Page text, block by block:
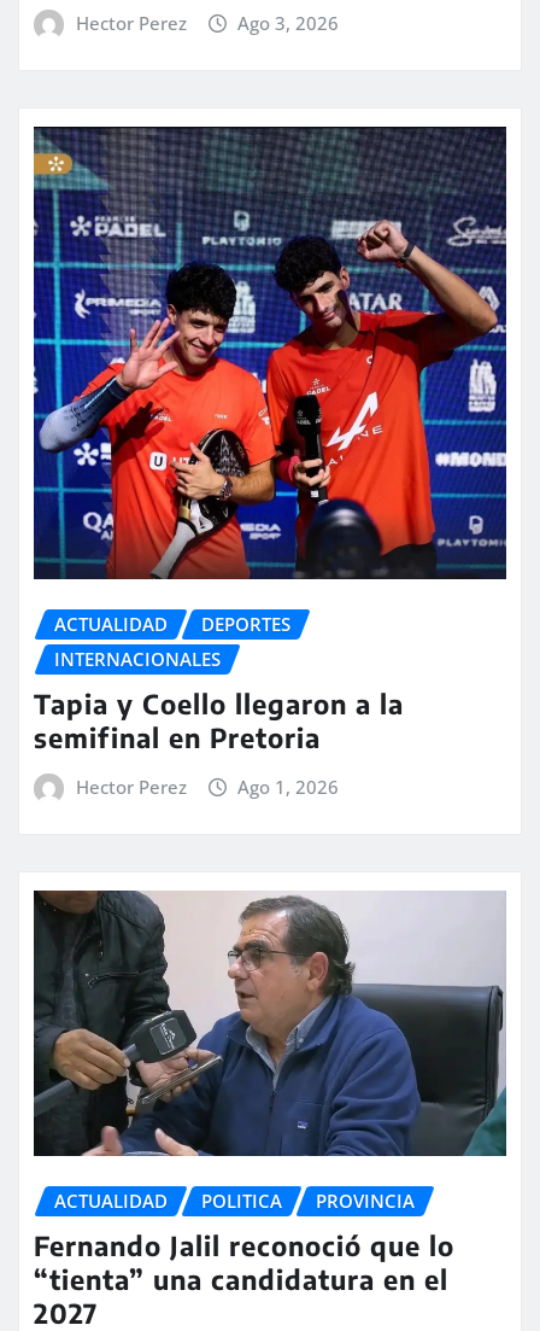
Hector Perez Ago 3, 2026
ACTUALIDAD
DEPORTES
INTERNACIONALES
Tapia y Coello llegaron a la
semifinal en Pretoria
Hector Perez Ago 1, 2026
ACTUALIDAD POLITICA PROVINCIA
Fernando Jalil reconoció que lo
“tienta” una candidatura en el
2027